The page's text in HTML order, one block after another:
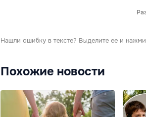
Нашли ошибку в тексте? Выделите ее и
Похожие новости